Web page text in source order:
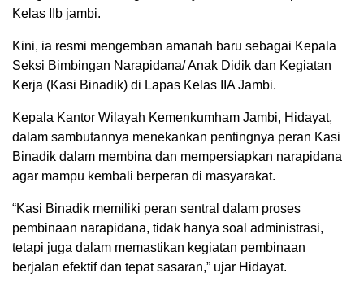
Kelas IIb jambi.
Kini, ia resmi mengemban amanah baru sebagai Kepala
Seksi Bimbingan Narapidana/ Anak Didik dan Kegiatan
Kerja (Kasi Binadik) di Lapas Kelas IIA Jambi.
Kepala Kantor Wilayah Kemenkumham Jambi, Hidayat,
dalam sambutannya menekankan pentingnya peran Kasi
Binadik dalam membina dan mempersiapkan narapidana
agar mampu kembali berperan di masyarakat.
“Kasi Binadik memiliki peran sentral dalam proses
pembinaan narapidana, tidak hanya soal administrasi,
tetapi juga dalam memastikan kegiatan pembinaan
berjalan efektif dan tepat sasaran,” ujar Hidayat.